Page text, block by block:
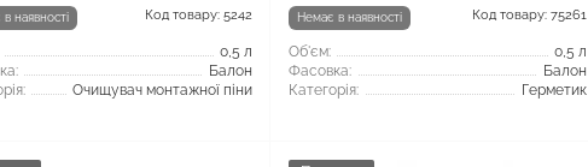
наявності Код товару: 5242
0,5 л
Балон
Очищувач монтажної піни
Немає в наявності Код товару: 75261
Об'єм:
0,5 л
Фасовка:
Балон
Категорія:
Герметик